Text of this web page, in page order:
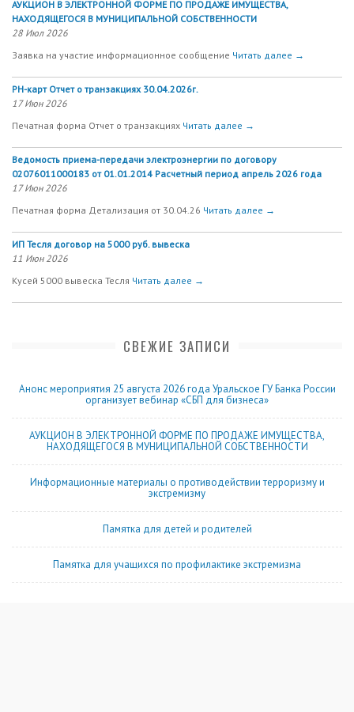
АУКЦИОН В ЭЛЕКТРОННОЙ ФОРМЕ ПО ПРОДАЖЕ ИМУЩЕСТВА,
НАХОДЯЩЕГОСЯ В МУНИЦИПАЛЬНОЙ СОБСТВЕННОСТИ
28 Июл 2026
Заявка на участие информационное сообщение Читать далее →
РН-карт Отчет о транзакциях 30.04.2026г.
17 Июн 2026
Печатная форма Отчет о транзакциях Читать далее →
Ведомость приема-передачи электроэнергии по договору
02076011000183 от 01.01.2014 Расчетный период апрель 2026 года
17 Июн 2026
Печатная форма Детализация от 30.04.26 Читать далее →
ИП Тесля договор на 5000 руб. вывеска
11 Июн 2026
Кусей 5000 вывеска Тесля Читать далее →
СВЕЖИЕ ЗАПИСИ
Анонс мероприятия 25 августа 2026 года Уральское ГУ Банка России
организует вебинар «СБП для бизнеса»
АУКЦИОН В ЭЛЕКТРОННОЙ ФОРМЕ ПО ПРОДАЖЕ ИМУЩЕСТВА,
НАХОДЯЩЕГОСЯ В МУНИЦИПАЛЬНОЙ СОБСТВЕННОСТИ
Информационные материалы о противодействии терроризму и
экстремизму
Памятка для детей и родителей
Памятка для учащихся по профилактике экстремизма